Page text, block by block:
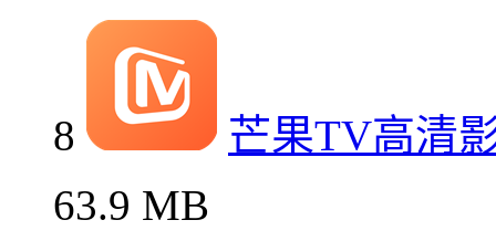
8
芒果TV高清
63.9 MB